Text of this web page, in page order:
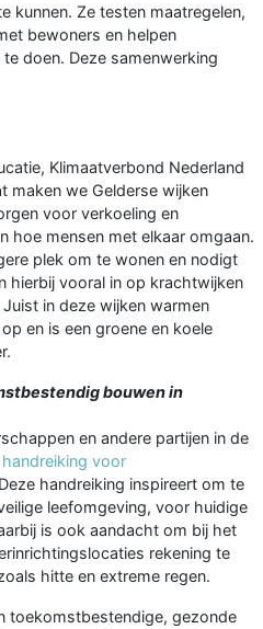
kunnen. Ze testen maatregelen,
bewoners en helpen
doen. Deze samenwerking
Klimaatverbond Nederland
maken we Gelderse wijken
voor verkoeling en
hoe mensen met elkaar omgaan.
plek om te wonen en nodigt
hierbij vooral in op krachtwijken
in deze wijken warmen
en is een groene en koele
bouwen in
en andere partijen in de
handreiking voor
handreiking inspireert om te
leefomgeving, voor huidige
is ook aandacht om bij het
rekening te
hitte en extreme regen.
toekomstbestendige, gezonde